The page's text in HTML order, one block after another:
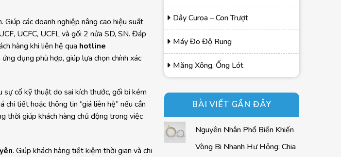
Giúp các doanh nghiệp nâng cao hiệu suất
UCFC, UCFL và gối 2 nửa SD, SN. Đáp
hàng khi liên hệ qua hotline
dụng phù hợp, giúp lựa chọn chính xác
sự cố kỹ thuật do sai kích thước, gối bi kém
tiết hoặc thông tin “giá liên hệ” nếu cần
thời giúp khách hàng chủ động trong việc
. Giúp khách hàng tiết kiệm thời gian và chi
Dây Curoa – Con Trượt
Máy Đo Độ Rung
Măng Xông, Ống Lót
BÀI VIẾT GẦN ĐÂY
Nguyên Nhân Phổ Biến Khiến
Vòng Bi Nhanh Hư Hỏng: Chia